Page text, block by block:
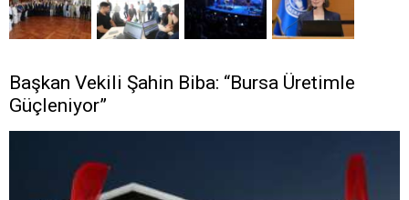
Başkan Vekili Şahin Biba: “Bursa Üretimle
Güçleniyor”